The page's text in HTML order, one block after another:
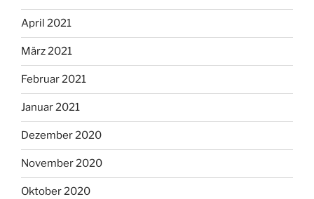
April 2021
März 2021
Februar 2021
Januar 2021
Dezember 2020
November 2020
Oktober 2020